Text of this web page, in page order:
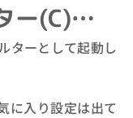
ー(C)…
ターとして起動し
に入り設定は出て